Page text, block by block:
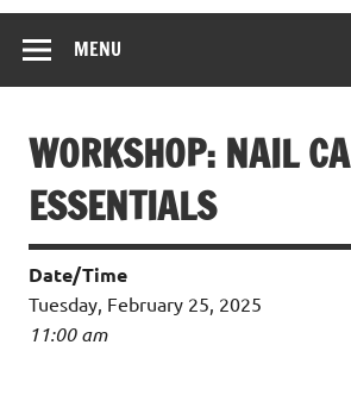
MENU
WORKSHOP: NAIL
ESSENTIALS
Date/Time
Tuesday, February 25, 2025
11:00 am